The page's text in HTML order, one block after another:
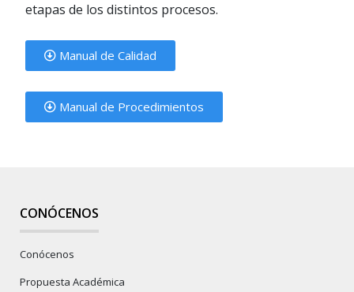
etapas de los distintos procesos.
Manual de Calidad
Manual de Procedimientos
CONÓCENOS
Conócenos
Propuesta Académica